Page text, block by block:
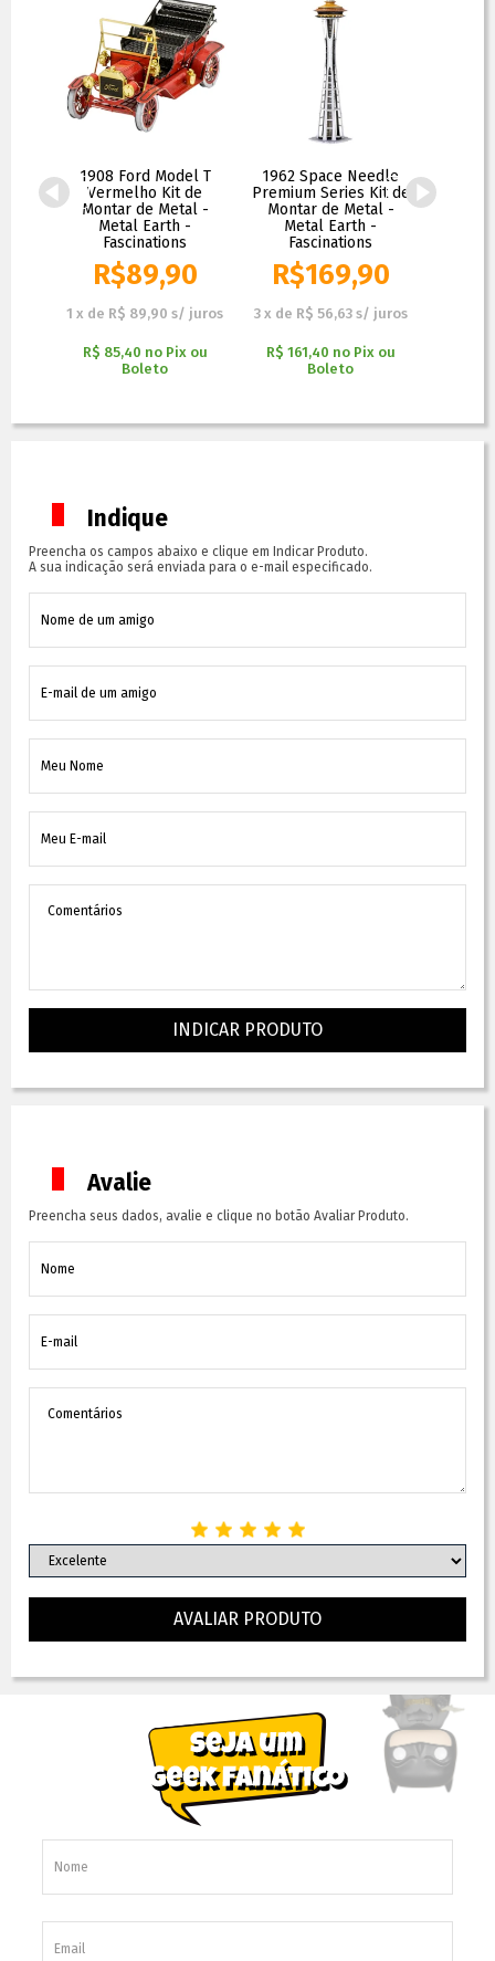
1908 Ford Model T
Vermelho Kit de
Montar de Metal -
Metal Earth -
Fascinations
R$89,90
1 x de R$ 89,90 s/ juros
R$ 85,40 no Pix ou
Boleto
1962 Space Needle
Premium Series Kit de
Montar de Metal -
Metal Earth -
Fascinations
R$169,90
3 x de R$ 56,63 s/ juros
R$ 161,40 no Pix ou
Boleto
Indique
Preencha os campos abaixo e clique em Indicar Produto.
A sua indicação será enviada para o e-mail especificado.
INDICAR PRODUTO
Avalie
Preencha seus dados, avalie e clique no botão Avaliar Produto.
AVALIAR PRODUTO